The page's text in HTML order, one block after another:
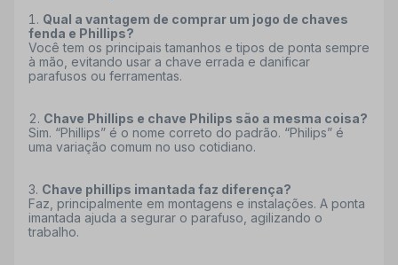
Qual a vantagem de comprar um jogo de chaves
fenda e Phillips?
Você tem os principais tamanhos e tipos de ponta sempre
à mão, evitando usar a chave errada e danificar
parafusos ou ferramentas.
Chave Phillips e chave Philips são a mesma coisa?
Sim. “Phillips” é o nome correto do padrão. “Philips” é
uma variação comum no uso cotidiano.
Chave phillips imantada faz diferença?
Faz, principalmente em montagens e instalações. A ponta
imantada ajuda a segurar o parafuso, agilizando o
trabalho.